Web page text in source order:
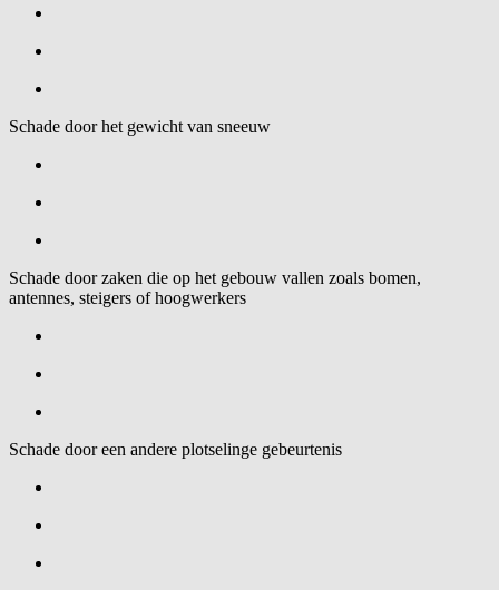
Schade door het gewicht van sneeuw
Schade door zaken die op het gebouw vallen zoals bomen,
antennes, steigers of hoogwerkers
Schade door een andere plotselinge gebeurtenis